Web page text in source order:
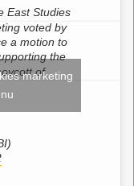
East Studies
voted by
a motion to
the
of
marketing